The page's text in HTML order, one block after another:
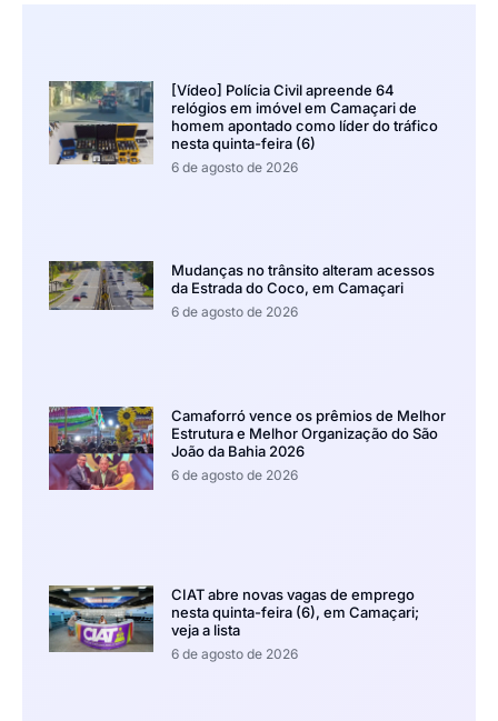
[Vídeo] Polícia Civil apreende 64
relógios em imóvel em Camaçari de
homem apontado como líder do tráfico
nesta quinta-feira (6)
6 de agosto de 2026
Mudanças no trânsito alteram acessos
da Estrada do Coco, em Camaçari
6 de agosto de 2026
Camaforró vence os prêmios de Melhor
Estrutura e Melhor Organização do São
João da Bahia 2026
6 de agosto de 2026
CIAT abre novas vagas de emprego
nesta quinta-feira (6), em Camaçari;
veja a lista
6 de agosto de 2026